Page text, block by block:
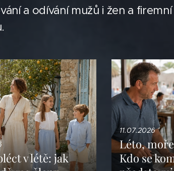
a odívání mužů i žen a firemní
v létě: jak
11.07.2026
Léto,
Kdo se